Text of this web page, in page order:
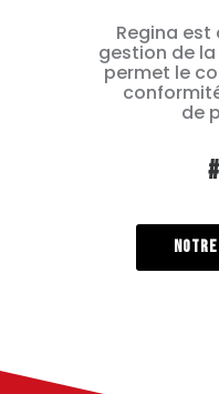
Regina
gestion de la
permet le
de